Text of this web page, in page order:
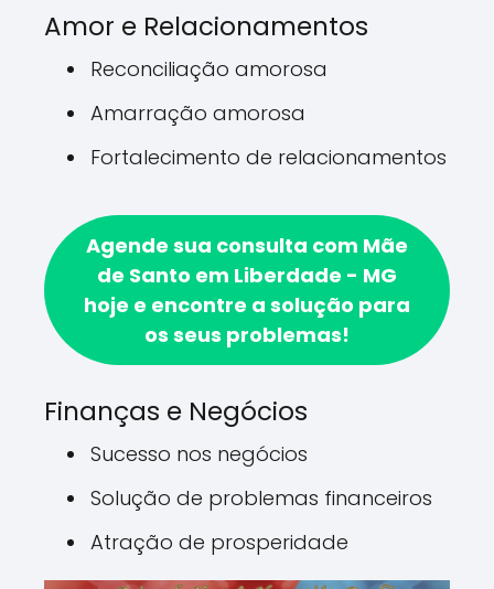
Amor e Relacionamentos
Reconciliação amorosa
Amarração amorosa
Fortalecimento de relacionamentos
Agende sua consulta com Mãe
de Santo em Liberdade - MG
hoje e encontre a solução para
os seus problemas!
Finanças e Negócios
Sucesso nos negócios
Solução de problemas financeiros
Atração de prosperidade